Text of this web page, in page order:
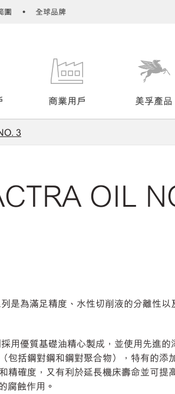
圍 • 全球品牌
商業用戶 美孚產品
3
OIL
是為滿足精度、水性切削液的分離性
用優質基礎油精心製成，並使用先進
包括鋼對鋼和鋼對聚合物），特有的
精確度，又有利於延長機床壽命並可
腐蝕作用。